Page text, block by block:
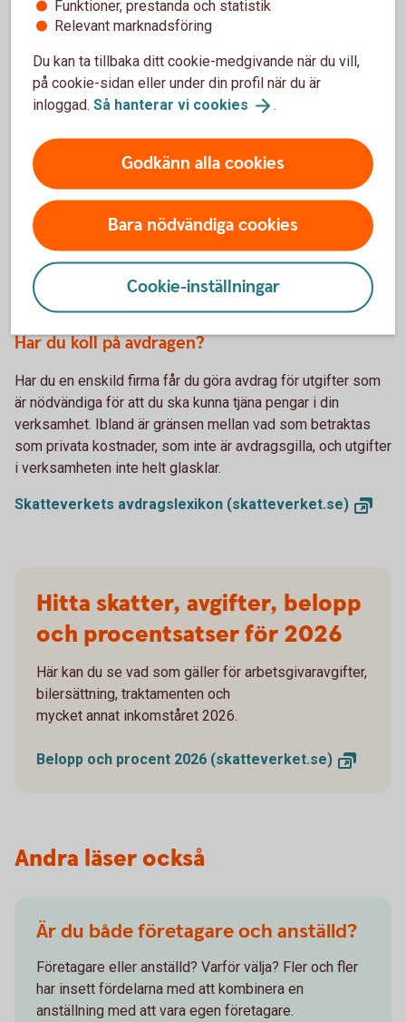
uppgifterna från e-tjänsten till din deklaration.
Mer om förenklat bokslut (skatteverket.se)
Är du skogsägare? Håll koll på Skogskontot och
Har du haft stora intäkter från skogsavverkningar eller fått
försäkringsersättningar från skogen under året kan du
fördela dem på flera år genom att göra avsättningar till
Skogskontot eller Skogsskadekontot.
Mer information om Skogskontot och
Skogsskadekontot
Har du koll på avdragen?
Har du en enskild firma får du göra avdrag för utgifter som
är nödvändiga för att du ska kunna tjäna pengar i din
verksamhet. Ibland är gränsen mellan vad som betraktas
som privata kostnader, som inte är avdragsgilla, och utgifter
i verksamheten inte helt glasklar.
Skatteverkets avdragslexikon (skatteverket.se)
Hitta skatter, avgifter, belopp
och procentsatser för 2026
Här kan du se vad som gäller för arbetsgivaravgifter,
bilersättning, traktamenten och
mycket annat inkomståret 2026.
Belopp och procent 2026 (skatteverket.se)
Andra läser också
Är du både företagare och anställd?
Företagare eller anställd? Varför välja? Fler och fler
har insett fördelarna med att kombinera en
anställning med att vara egen företagare.
Funktioner, prestanda och statistik
Relevant marknadsföring
Du kan ta tillbaka ditt cookie-medgivande när du vill,
på cookie-sidan eller under din profil när du är
inloggad. Så hanterar vi cookies .
Godkänn alla cookies
Bara nödvändiga cookies
Cookie-inställningar